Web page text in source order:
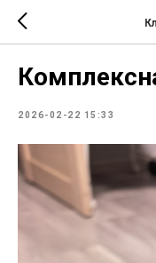
2026-02-22 15:33